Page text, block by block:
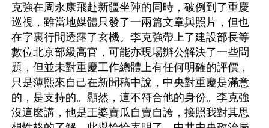
克強在周永康飛赴新疆坐陣的同時，破例到了重慶
巡視，雖當地媒體只發了一兩篇文章與照片，但也
在字裏行間透露了玄機。李克強帶上了建設部長等
數位北京部級高官，可能亦現場辦公解決了一些問
題，但並未對重慶工作總體上有任何明確的評價，
只是薄熙來自己在新聞稿中說，中央對重慶是滿意
的，是支持的。顯然，這不符合他的身份。李克強
沒這麼講，他是王婆賣瓜自賣自誇，接照我對其思